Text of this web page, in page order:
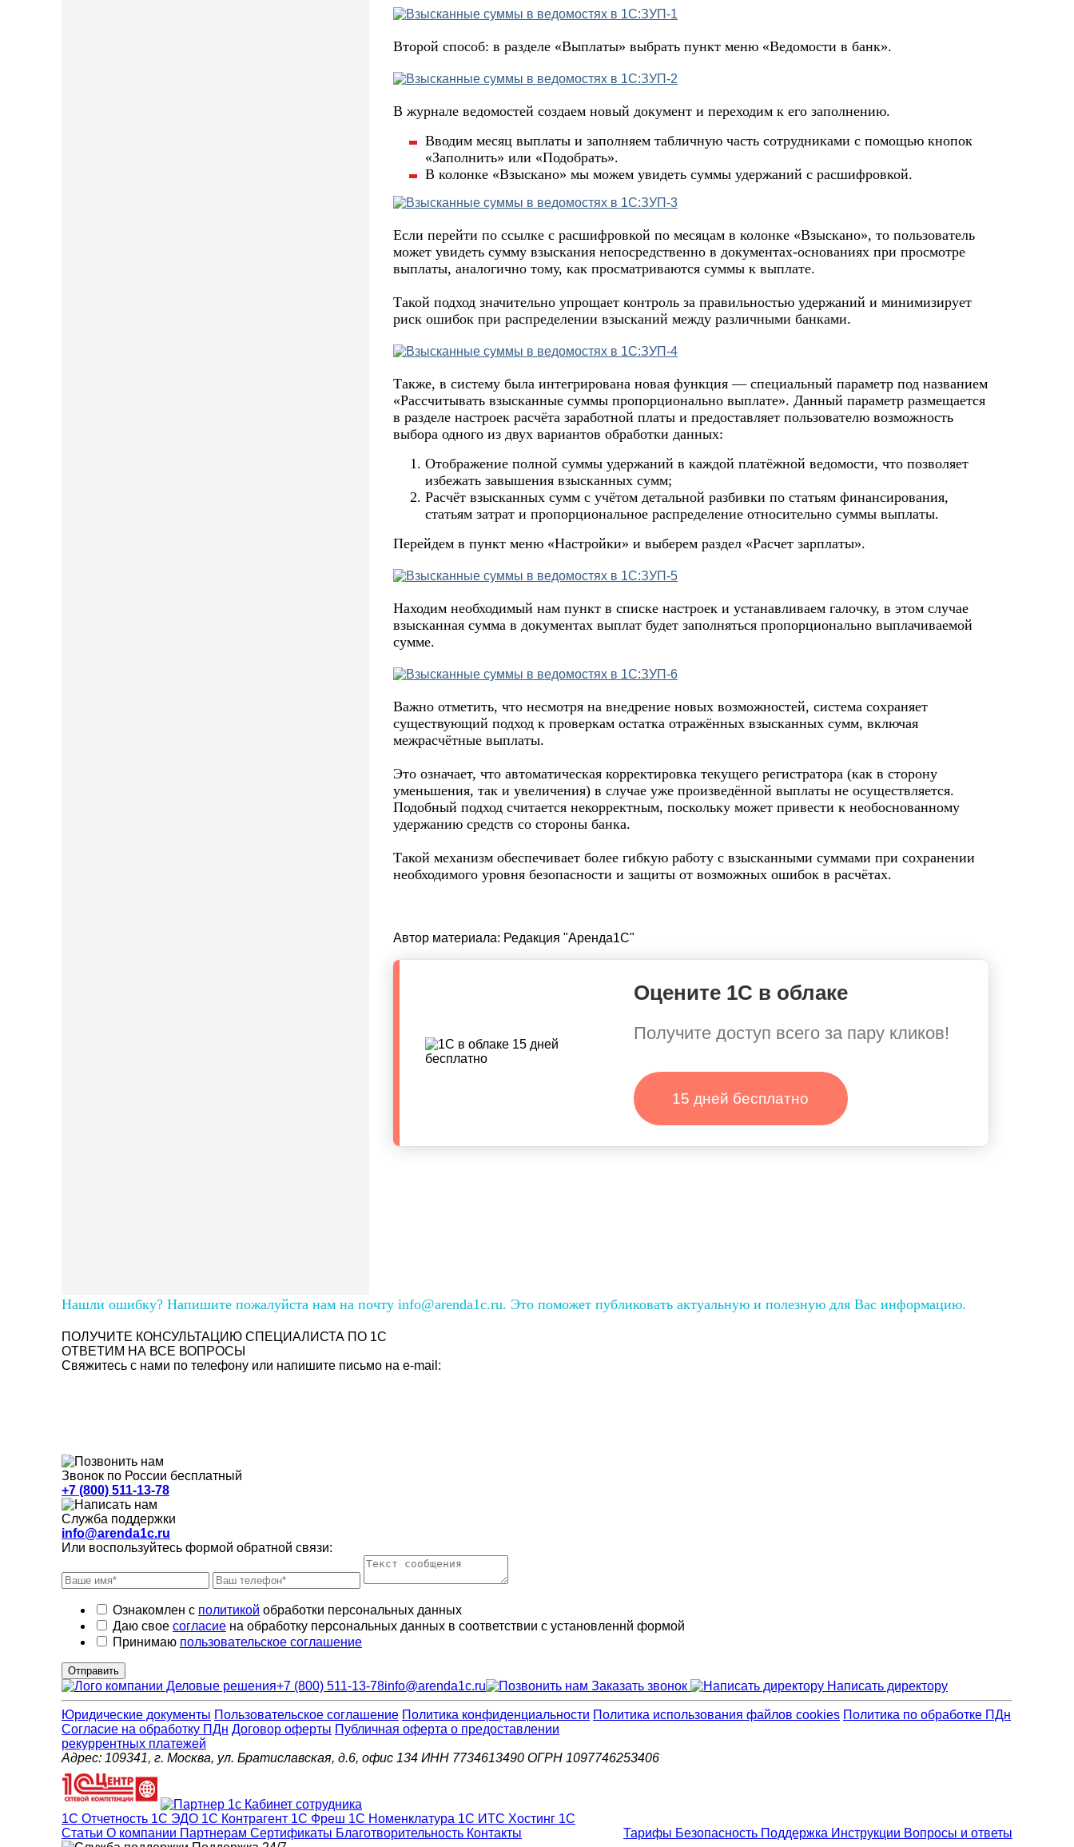
Второй способ: в разделе «Выплаты» выбрать пункт меню «Ведомости в банк».
В журнале ведомостей создаем новый документ и переходим к его заполнению.
Вводим месяц выплаты и заполняем табличную часть сотрудниками с помощью кнопок
«Заполнить» или «Подобрать».
В колонке «Взыскано» мы можем увидеть суммы удержаний с расшифровкой.
Если перейти по ссылке с расшифровкой по месяцам в колонке «Взыскано», то пользователь
может увидеть сумму взыскания непосредственно в документах-основаниях при просмотре
выплаты, аналогично тому, как просматриваются суммы к выплате.
Такой подход значительно упрощает контроль за правильностью удержаний и минимизирует
риск ошибок при распределении взысканий между различными банками.
Также, в систему была интегрирована новая функция — специальный параметр под названием
«Рассчитывать взысканные суммы пропорционально выплате». Данный параметр размещается
в разделе настроек расчёта заработной платы и предоставляет пользователю возможность
выбора одного из двух вариантов обработки данных:
Отображение полной суммы удержаний в каждой платёжной ведомости, что позволяет
избежать завышения взысканных сумм;
Расчёт взысканных сумм с учётом детальной разбивки по статьям финансирования,
статьям затрат и пропорциональное распределение относительно суммы выплаты.
Перейдем в пункт меню «Настройки» и выберем раздел «Расчет зарплаты».
Находим необходимый нам пункт в списке настроек и устанавливаем галочку, в этом случае
взысканная сумма в документах выплат будет заполняться пропорционально выплачиваемой
сумме.
Важно отметить, что несмотря на внедрение новых возможностей, система сохраняет
существующий подход к проверкам остатка отражённых взысканных сумм, включая
межрасчётные выплаты.
Это означает, что автоматическая корректировка текущего регистратора (как в сторону
уменьшения, так и увеличения) в случае уже произведённой выплаты не осуществляется.
Подобный подход считается некорректным, поскольку может привести к необоснованному
удержанию средств со стороны банка.
Такой механизм обеспечивает более гибкую работу с взысканными суммами при сохранении
необходимого уровня безопасности и защиты от возможных ошибок в расчётах.
Автор материала: Редакция "Аренда1С"
Оцените 1С в облаке
Получите доступ всего за пару кликов!
15 дней бесплатно
Нашли ошибку? Напишите пожалуйста нам на почту info@arenda1c.ru. Это поможет публиковать актуальную и полезную для Вас информацию.
ПОЛУЧИТЕ КОНСУЛЬТАЦИЮ СПЕЦИАЛИСТА ПО 1С
ОТВЕТИМ НА ВСЕ ВОПРОСЫ
Свяжитесь с нами по телефону или напишите письмо на e-mail:
Звонок по России бесплатный
+7 (800) 511-13-78
Служба поддержки
info@arenda1c.ru
Или воспользуйтесь формой обратной связи:
Ознакомлен с политикой обработки персональных данных
Даю свое согласие на обработку персональных данных в соответствии с установленнй формой
Принимаю пользовательское соглашение
Отправить
+7 (800) 511-13-78info@arenda1c.ru Заказать звонок Написать директору
Юридические документы Пользовательское соглашение Политика конфиденциальности Политика использования файлов cookies Политика по обработке ПДн
Cогласие на обработку ПДн Договор оферты Публичная оферта о предоставлении
рекуррентных платежей
Адрес: 109341, г. Москва, ул. Братиславская, д.6, офис 134 ИНН 7734613490 ОГРН 1097746253406
1С Отчетность 1С ЭДО 1С Контрагент 1С Фреш 1С Номенклатура 1С ИТС Хостинг 1С
Статьи О компании Партнерам Сертификаты Благотворительность Контакты Тарифы Безопасность Поддержка Инструкции Вопросы и ответы